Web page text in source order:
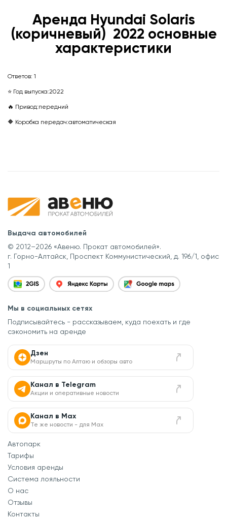
Аренда Hyundai Solaris
(коричневый) ㅤㅤㅤ 2022 основные
характеристики
Ответов: 1
⭐ Год выпуска:2022
🔥 Привод:передний
🔶 Коробка передач:автоматическая
Выдача автомобилей
© 2012–2026 «Авеню. Прокат автомобилей».
г. Горно-Алтайск, Проспект Коммунистический, д. 196/1, офис
1
Мы в социальных сетях
Подписывайтесь - рассказываем, куда поехать и где
сэкономить на аренде
Дзен
Маршруты по Алтаю и обзоры авто
Канал в Telegram
Акции и оперативные новости
Канал в Max
Те же новости - для Max
Автопарк
Тарифы
Условия аренды
Система лояльности
О нас
Отзывы
Контакты